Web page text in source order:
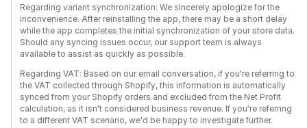
Regarding variant synchronization: We sincerely apologize for the
inconvenience. After reinstalling the app, there may be a short delay
while the app completes the initial synchronization of your store data.
Should any syncing issues occur, our support team is always
available to assist as quickly as possible.
Regarding VAT: Based on our email conversation, if you're referring to
the VAT collected through Shopify, this information is automatically
synced from your Shopify orders and excluded from the Net Profit
calculation, as it isn't considered business revenue. If you're referring
to a different VAT scenario, we'd be happy to investigate further.